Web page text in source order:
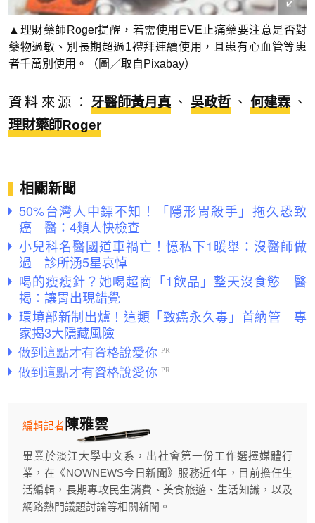
▲理財藥師Roger提醒，若需使用EVE止痛藥要注意是否對
藥物過敏、別長期超過1禮拜連續使用，且患有心血管等患
者千萬別使用。（圖／取自Pixabay）
資料來源： 牙醫師黃月真 、 吳政哲、 何建霖、
理財藥師Roger
相關新聞
50%台灣人中鏢不知！「隱形胃殺手」拖久恐致
癌 醫：4類人快檢查
小兒科名醫國道車禍亡！憶私下1暖舉：沒醫師做
過 診所湧5星哀悼
喝的瘦瘦針？她喝超商「1飲品」整天沒食慾 醫
揭：讓胃出現錯覺
環境部新制出爐！這類「致癌永久毒」首納管 專
家揭3大隱藏風險
陳雅雲
編輯記者
畢業於淡江大學中文系，出社會第一份工作選擇媒體行
業，在《NOWNEWS今日新聞》服務近4年，目前擔任生
活編輯，長期專攻民生消費、美食旅遊、生活知識，以及
網路熱門議題討論等相關新聞。